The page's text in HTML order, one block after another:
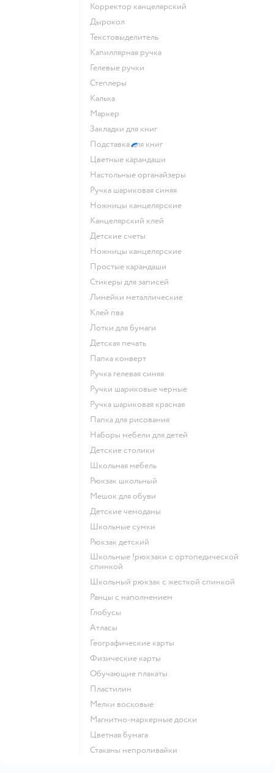
Корректор канцелярский
Дырокол
Текстовыделитель
Капиллярная ручка
Гелевые ручки
Степлеры
Калька
Маркер
Закладки для книг
Подставка для книг
Цветные карандаши
Настольные органайзеры
Ручка шариковая синяя
Ножницы канцелярские
Канцелярский клей
Детские счеты
Ножницы канцелярские
Простые карандаши
Стикеры для записей
Линейки металлические
Клей пва
Лотки для бумаги
Детская печать
Папка конверт
Ручка гелевая синяя
Ручки шариковые черные
Ручка шариковая красная
Папка для рисования
Наборы мебели для детей
Детские столики
Школьная мебель
Рюкзак школьный
Мешок для обуви
Детские чемоданы
Школьные сумки
Рюкзак детский
Школьные !рюкзаки с ортопедической
спинкой
Школьный рюкзак с жесткой спинкой
Ранцы с наполнением
Глобусы
Атласы
Географические карты
Физические карты
Обучающие плакаты
Пластилин
Мелки восковые
Магнитно-маркерные доски
Цветная бумага
Стаканы непроливайки